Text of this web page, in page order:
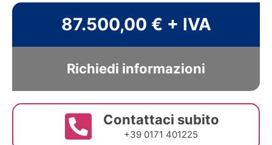
87.500,00 € + IVA
Richiedi informazioni
Contattaci subito
+39 0171 401225